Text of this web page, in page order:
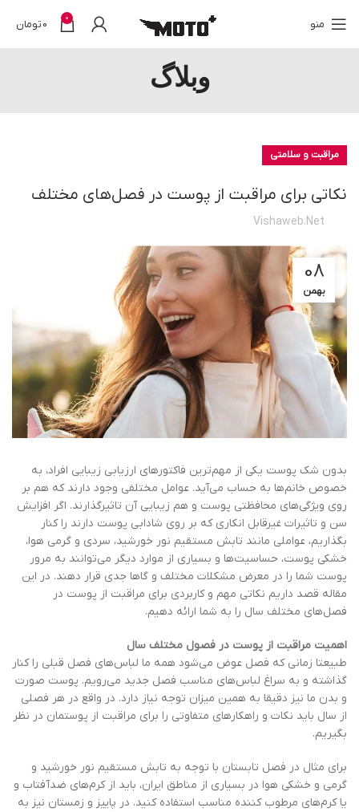
منو 0
0تومان
وبلاگ
مراقبت و سلامتی
نکاتی برای مراقبت از پوست در فصل‌های مختلف
Vishaweb.net
08
بهمن
بدون شک پوست یکی از مهم‌ترین فاکتورهای ارزیابی زیبایی افراد، به
خصوص خانم‌ها به حساب می‌آید. عوامل مختلفی وجود دارند که هم بر
روی ویژگی‌های محافظتی پوست و هم زیبایی آن تاثیرگذارند. اگر افزایش
سن و تاثیرات غیرقابل انکاری که بر روی شادابی پوست دارند را کنار
بگذاریم، عواملی مانند تابش مستقیم نور خورشید، سردی و گرمی هوا،
خشکی پوست، حساسیت‌ها و بسیاری از موارد دیگر می‌توانند به مرور
پوست شما را در معرض مشکلات مختلف و گاها جدی قرار دهند. در این
مقاله قصد داریم نکاتی مهم و کاربردی برای مراقبت از پوست در
فصل‌های مختلف سال را به شما ارائه دهیم.
اهمیت مراقبت از پوست در فصول مختلف سال
طبیعتا زمانی که فصل عوض می‌شود همه ما لباس‌های فصل قبلی را کنار
گذاشته و به سراغ لباس‌های مناسب فصل جدید می‌رویم. پوست صورت
و بدن ما نیز دقیقا به همین میزان توجه نیاز دارد. در واقع در هر فصلی
از سال باید نکات و راهکارهای متفاوتی را برای مراقبت از پوستمان در نظر
بگیریم.
برای مثال در فصل تابستان با توجه به تابش مستقیم نور خورشید و
گرمی و خشکی هوا در بسیاری از مناطق ایران، باید از کرم‌های ضدآفتاب و
یا کرم‌های مرطوب کننده مناسب استفاده کنید. در پاییز و زمستان نیز به